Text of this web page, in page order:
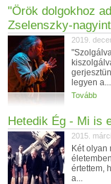
"Örök dolgokhoz
Zselenszky-
2019.
legyen a...
Tovább
Hetedik Ég - Mi is
2015.
Két olyan
értettem,
a...